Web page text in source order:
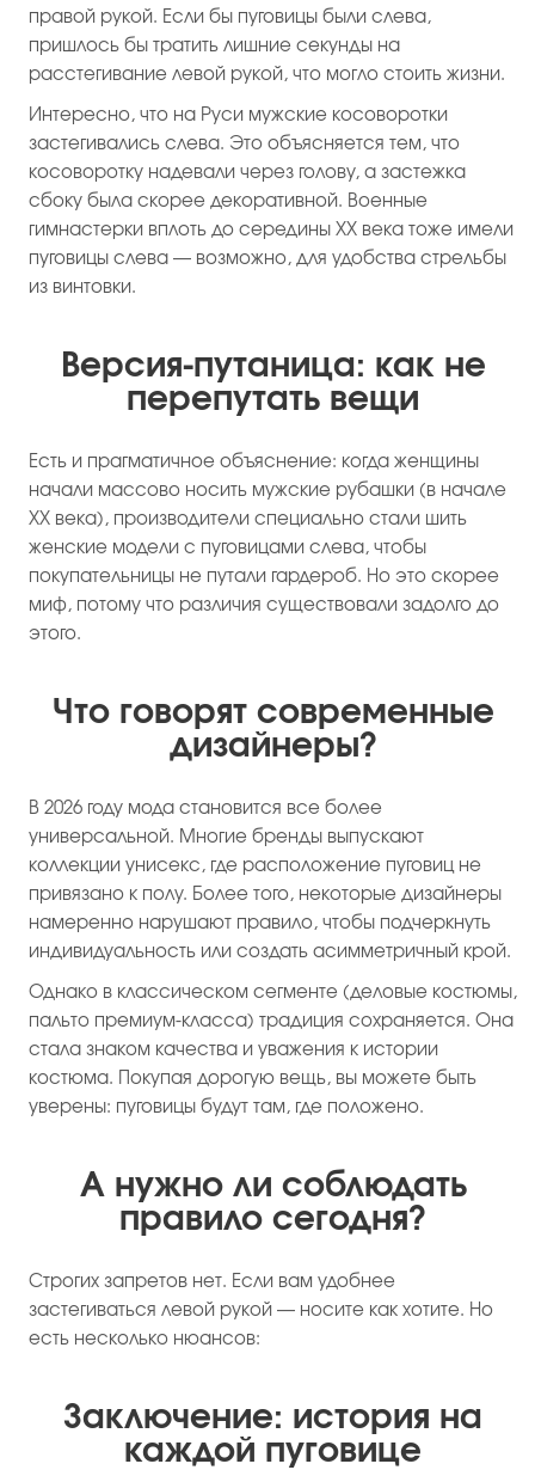
правой рукой. Если бы пуговицы были слева,
пришлось бы тратить лишние секунды на
расстегивание левой рукой, что могло стоить жизни.
Интересно, что на Руси мужские косоворотки
застегивались слева. Это объясняется тем, что
косоворотку надевали через голову, а застежка
сбоку была скорее декоративной. Военные
гимнастерки вплоть до середины XX века тоже имели
пуговицы слева — возможно, для удобства стрельбы
из винтовки.
Версия-путаница: как не
перепутать вещи
Есть и прагматичное объяснение: когда женщины
начали массово носить мужские рубашки (в начале
XX века), производители специально стали шить
женские модели с пуговицами слева, чтобы
покупательницы не путали гардероб. Но это скорее
миф, потому что различия существовали задолго до
этого.
Что говорят современные
дизайнеры?
В 2026 году мода становится все более
универсальной. Многие бренды выпускают
коллекции унисекс, где расположение пуговиц не
привязано к полу. Более того, некоторые дизайнеры
намеренно нарушают правило, чтобы подчеркнуть
индивидуальность или создать асимметричный крой.
Однако в классическом сегменте (деловые костюмы,
пальто премиум-класса) традиция сохраняется. Она
стала знаком качества и уважения к истории
костюма. Покупая дорогую вещь, вы можете быть
уверены: пуговицы будут там, где положено.
А нужно ли соблюдать
правило сегодня?
Строгих запретов нет. Если вам удобнее
застегиваться левой рукой — носите как хотите. Но
есть несколько нюансов:
Заключение: история на
каждой пуговице